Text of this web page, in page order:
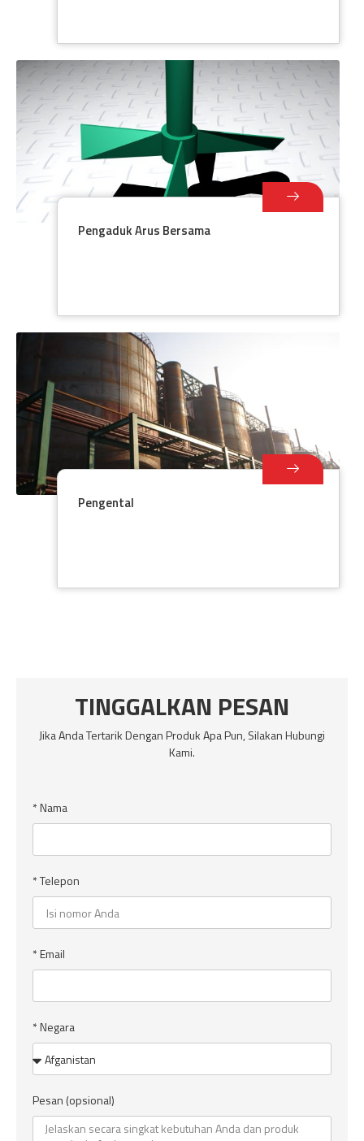
Pengaduk Arus Bersama
Pengental
TINGGALKAN PESAN
Jika Anda Tertarik Dengan Produk Apa Pun, Silakan Hubungi
Kami.
* Nama
* Telepon
* Email
* Negara
Pesan (opsional)